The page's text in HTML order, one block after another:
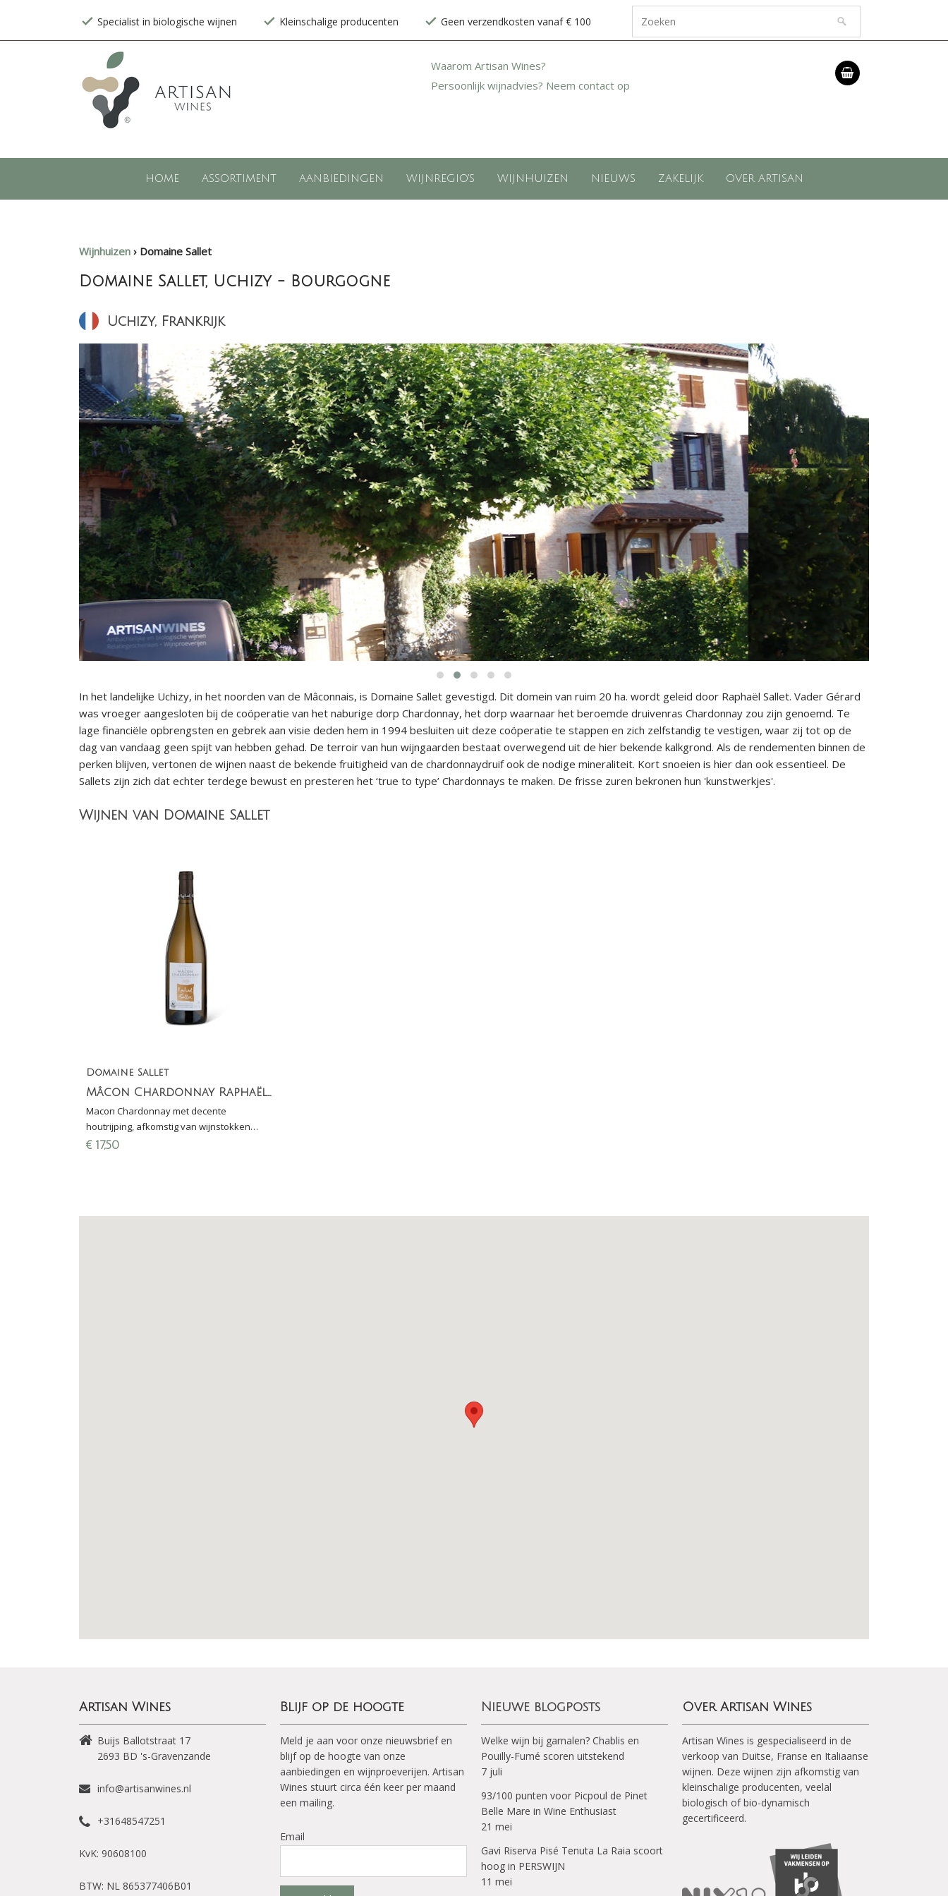
Specialist in biologische wijnen Kleinschalige producenten Geen verzendkosten vanaf € 100
Waarom Artisan Wines?
Persoonlijk wijnadvies? Neem contact op
HOME ASSORTIMENT AANBIEDINGEN WIJNREGIO'S WIJNHUIZEN NIEUWS ZAKELIJK OVER ARTISAN
Wijnhuizen › Domaine Sallet
Domaine Sallet, Uchizy - Bourgogne
Uchizy, Frankrijk
In het landelijke Uchizy, in het noorden van de Mâconnais, is Domaine Sallet gevestigd. Dit domein van ruim 20 ha. wordt geleid door Raphaël Sallet. Vader Gérard
was vroeger aangesloten bij de coöperatie van het naburige dorp Chardonnay, het dorp waarnaar het beroemde druivenras Chardonnay zou zijn genoemd. Te
lage financiële opbrengsten en gebrek aan visie deden hem in 1994 besluiten uit deze coöperatie te stappen en zich zelfstandig te vestigen, waar zij tot op de
dag van vandaag geen spijt van hebben gehad. De terroir van hun wijngaarden bestaat overwegend uit de hier bekende kalkgrond. Als de rendementen binnen de
perken blijven, vertonen de wijnen naast de bekende fruitigheid van de chardonnaydruif ook de nodige mineraliteit. Kort snoeien is hier dan ook essentieel. De
Sallets zijn zich dat echter terdege bewust en presteren het ‘true to type’ Chardonnays te maken. De frisse zuren bekronen hun 'kunstwerkjes'.
Wijnen van Domaine Sallet
Domaine Sallet
Mâcon Chardonnay Raphaël Sallet
Macon Chardonnay met decente
houtrijping, afkomstig van wijnstokken
aangeplant in het dorpje Chardonnay in
€ 17,50
Artisan Wines
Buijs Ballotstraat 17
2693 BD 's-Gravenzande
info@artisanwines.nl
+31648547251
KvK: 90608100
BTW: NL 865377406B01
Blijf op de hoogte
Meld je aan voor onze nieuwsbrief en
blijf op de hoogte van onze
aanbiedingen en wijnproeverijen. Artisan
Wines stuurt circa één keer per maand
een mailing.
Email
Nieuwe blogposts
Welke wijn bij garnalen? Chablis en
Pouilly-Fumé scoren uitstekend
7 juli
93/100 punten voor Picpoul de Pinet
Belle Mare in Wine Enthusiast
21 mei
Gavi Riserva Pisé Tenuta La Raia scoort
hoog in PERSWIJN
11 mei
Over Artisan Wines
Artisan Wines is gespecialiseerd in de
verkoop van Duitse, Franse en Italiaanse
wijnen. Deze wijnen zijn afkomstig van
kleinschalige producenten, veelal
biologisch of bio-dynamisch
gecertificeerd.